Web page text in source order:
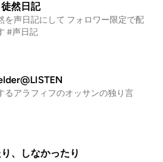
listen.style/p/pyl3tf2q?RMAt0wOz
キャストはだいぶ偏った個人的主観
す笑
然日記
を声日記にして フォロワー限定で配
#声日記
るアラフィフのオッサンの独り言
、しなかったり